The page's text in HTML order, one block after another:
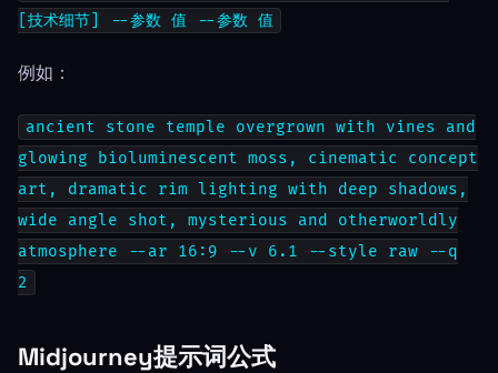
[技术细节] --参数 值 --参数 值
例如：
ancient stone temple overgrown with vines and
glowing bioluminescent moss, cinematic concept
art, dramatic rim lighting with deep shadows,
wide angle shot, mysterious and otherworldly
atmosphere --ar 16:9 --v 6.1 --style raw --q
2
Midjourney提示词公式